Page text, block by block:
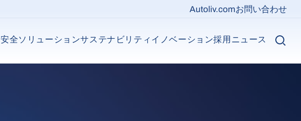
Autoliv.comお問い合わせ
Main
安全ソリューションサステナビリティ イノベーション採用 ニュース